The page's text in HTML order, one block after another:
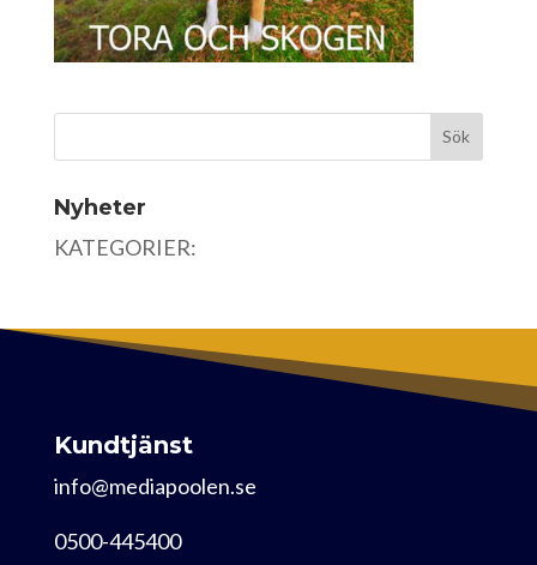
Nyheter
KATEGORIER:
Kundtjänst
info@mediapoolen.se
0500-445400